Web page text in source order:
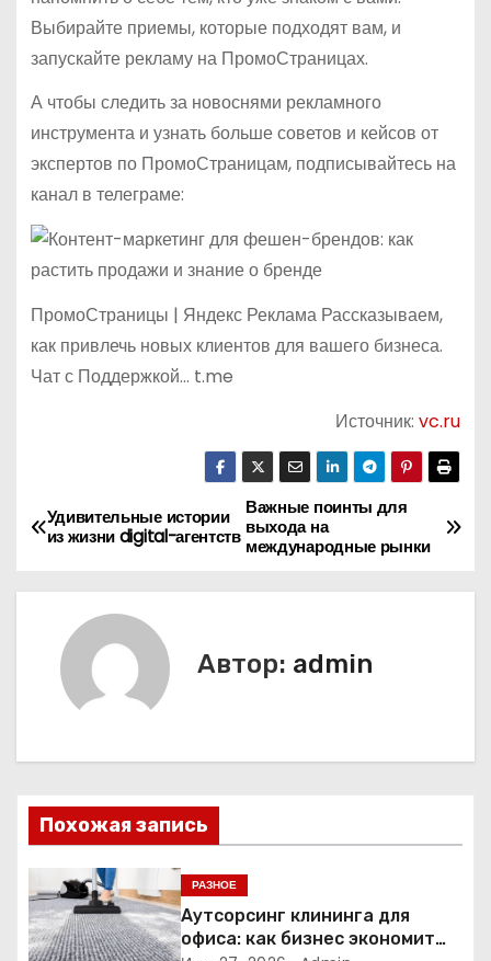
Выбирайте приемы, которые подходят вам, и
запускайте рекламу на ПромоСтраницах.
А чтобы следить за новоснями рекламного
инструмента и узнать больше советов и кейсов от
экспертов по ПромоСтраницам, подписывайтесь на
канал в телеграме:
ПромоСтраницы | Яндекс Реклама Рассказываем,
как привлечь новых клиентов для вашего бизнеса.
Чат с Поддержкой… t.me
Источник:vc.ru
Н
ц
и
я
п
Важные поинты для
выхода на
международные рынки
Удивительные истории
из жизни digital-агентств
Автор: admin
Похожая запись
РАЗНОЕ
Аутсорсинг клининга для
офиса: как бизнес экономит